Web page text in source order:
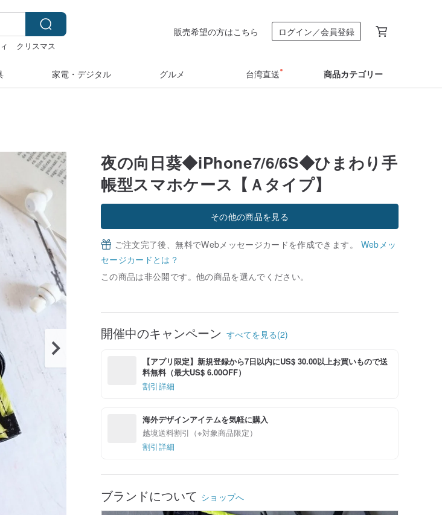
クリスマス
販売希望の方はこちら ログイン／会員登録
家電・デジタル グルメ 台湾直送 商品カテゴリー
夜の向日葵◆iPhone7/6/6S◆ひまわり手
帳型スマホケース【Ａタイプ】
その他の商品を見る
ご注文完了後、無料でWebメッセージカードを作成できます。 Webメッ
セージカードとは？
この商品は非公開です。他の商品を選んでください。
開催中のキャンペーン すべてを見る(2)
【アプリ限定】新規登録から7日以内にUS$ 30.00以上お買いもので送
料無料（最大US$ 6.00OFF）
割引詳細
海外デザインアイテムを気軽に購入
越境送料割引（※対象商品限定）
割引詳細
ブランドについて ショップへ